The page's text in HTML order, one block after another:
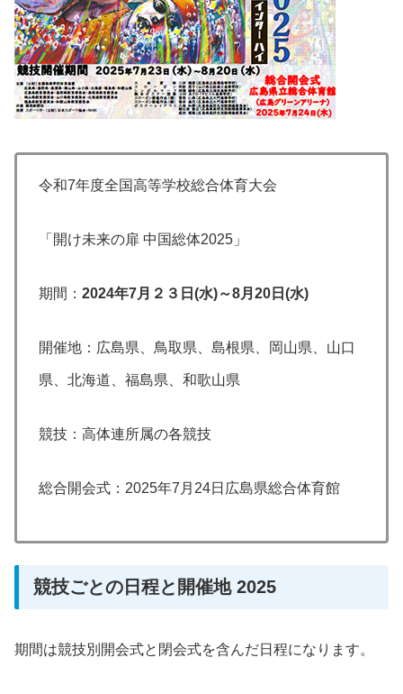
令和7年度全国高等学校総合体育大会
「開け未来の扉 中国総体2025」
期間： 2024年7月２３日(水)～8月20日(水)
開催地：広島県、鳥取県、島根県、岡山県、山口
県、北海道、福島県、和歌山県
競技：高体連所属の各競技
総合開会式：2025年7月24日広島県総合体育館
競技ごとの日程と開催地 2025
期間は競技別開会式と閉会式を含んだ日程になります。